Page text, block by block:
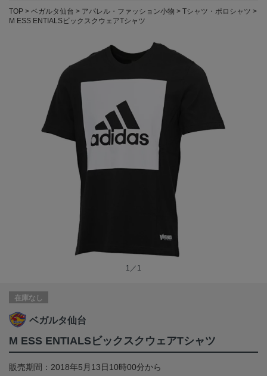
TOP ベガルタ仙台 アパレル・ファッション小物
Tシャツ・ポロシャツ
M ESS ENTIALSビックスクウェアTシャツ
1／1
在庫なし
ベガルタ仙台
M ESS ENTIALSビックスクウェアTシャツ
販売期間：2018年5月13日10時00分から